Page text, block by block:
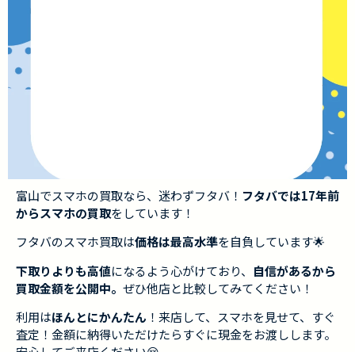
富山でスマホの買取なら、迷わずフタバ！ フタバでは17年前
からスマホの買取をしています！
フタバのスマホ買取は価格は最高水準を自負しています🌟
下取りよりも高値になるよう心がけており、 自信があるから
買取金額を公開中。 ぜひ他店と比較してみてください！
利用はほんとにかんたん ！来店して、スマホを見せて、すぐ
査定！金額に納得いただけたらすぐに現金をお渡しします。